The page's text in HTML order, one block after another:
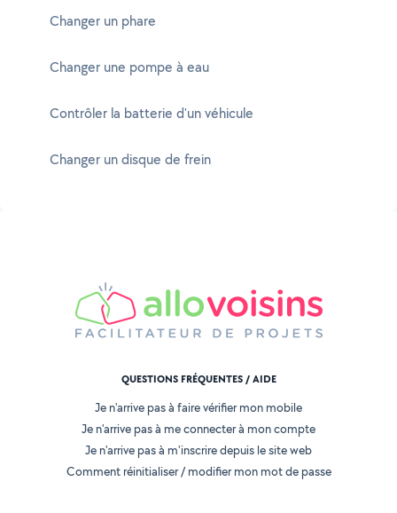
Changer un phare
Changer une pompe à eau
Contrôler la batterie d'un véhicule
Changer un disque de frein
QUESTIONS FRÉQUENTES / AIDE
Je n'arrive pas à faire vérifier mon mobile
Je n'arrive pas à me connecter à mon compte
Je n'arrive pas à m'inscrire depuis le site web
Comment réinitialiser / modifier mon mot de passe